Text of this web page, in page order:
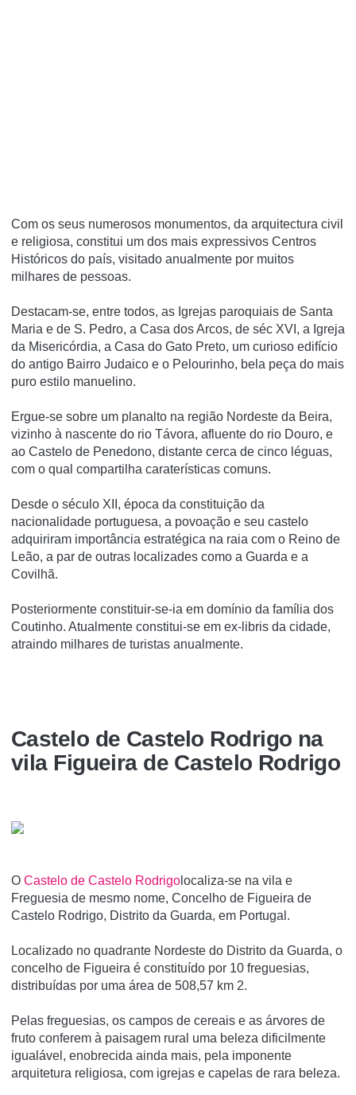
Com os seus numerosos monumentos, da arquitectura civil
e religiosa, constitui um dos mais expressivos Centros
Históricos do país, visitado anualmente por muitos
milhares de pessoas.
Destacam-se, entre todos, as Igrejas paroquiais de Santa
Maria e de S. Pedro, a Casa dos Arcos, de séc XVI, a Igreja
da Misericórdia, a Casa do Gato Preto, um curioso edifício
do antigo Bairro Judaico e o Pelourinho, bela peça do mais
puro estilo manuelino.
Ergue-se sobre um planalto na região Nordeste da Beira,
vizinho à nascente do rio Távora, afluente do rio Douro, e
ao Castelo de Penedono, distante cerca de cinco léguas,
com o qual compartilha caraterí­sticas comuns.
Desde o século XII, época da constituição da
nacionalidade portuguesa, a povoação e seu castelo
adquiriram importância estratégica na raia com o Reino de
Leão, a par de outras localizades como a Guarda e a
Covilhã.
Posteriormente constituir-se-ia em domí­nio da famí­lia dos
Coutinho. Atualmente constitui-se em ex-libris da cidade,
atraindo milhares de turistas anualmente.
Castelo de Castelo Rodrigo na
vila Figueira de Castelo Rodrigo
O Castelo de Castelo Rodrigo localiza-se na vila e
Freguesia de mesmo nome, Concelho de Figueira de
Castelo Rodrigo, Distrito da Guarda, em Portugal.
Localizado no quadrante Nordeste do Distrito da Guarda, o
concelho de Figueira é constituído por 10 freguesias,
distribuídas por uma área de 508,57 km 2.
Pelas freguesias, os campos de cereais e as árvores de
fruto conferem à paisagem rural uma beleza dificilmente
igualável, enobrecida ainda mais, pela imponente
arquitetura religiosa, com igrejas e capelas de rara beleza.